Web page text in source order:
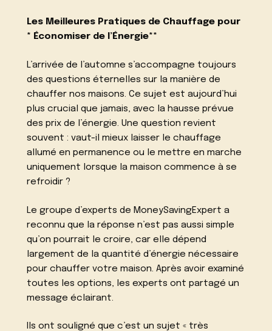
Les Meilleures Pratiques de Chauffage pour
* Économiser de l’Énergie**
L’arrivée de l’automne s’accompagne toujours
des questions éternelles sur la manière de
chauffer nos maisons. Ce sujet est aujourd’hui
plus crucial que jamais, avec la hausse prévue
des prix de l’énergie. Une question revient
souvent : vaut-il mieux laisser le chauffage
allumé en permanence ou le mettre en marche
uniquement lorsque la maison commence à se
refroidir ?
Le groupe d’experts de MoneySavingExpert a
reconnu que la réponse n’est pas aussi simple
qu’on pourrait le croire, car elle dépend
largement de la quantité d’énergie nécessaire
pour chauffer votre maison. Après avoir examiné
toutes les options, les experts ont partagé un
message éclairant.
Ils ont souligné que c’est un sujet « très